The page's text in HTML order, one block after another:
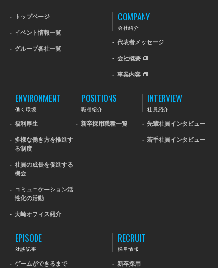
- トップページ
- イベント情報一覧
- グループ各社一覧
COMPANY
会社紹介
- 代表者メッセージ
- 会社概要
- 事業内容
ENVIRONMENT
働く環境
- 福利厚生
- 多様な働き方を推進す
る制度
- 社員の成長を促進する
機会
- コミュニケーション活
性化の活動
- 大崎オフィス紹介
POSITIONS
職種紹介
- 新卒採用職種一覧
INTERVIEW
社員紹介
- 先輩社員インタビュー
- 若手社員インタビュー
EPISODE
対談記事
- ゲームができるまで
RECRUIT
採用情報
- 新卒採用